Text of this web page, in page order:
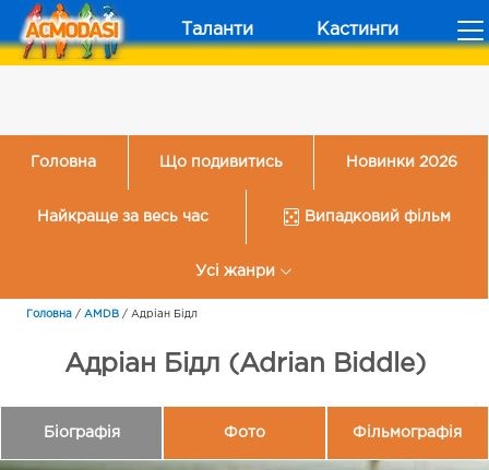
Таланти Кастинги
Головна Що подивитись Новинки 2026
Найкраще за весь час Випадковий фільм
Усі жанри
Головна / AMDB / Адріан Бідл
Адріан Бідл (Adrian Biddle)
Біографія Фото Фільмографія